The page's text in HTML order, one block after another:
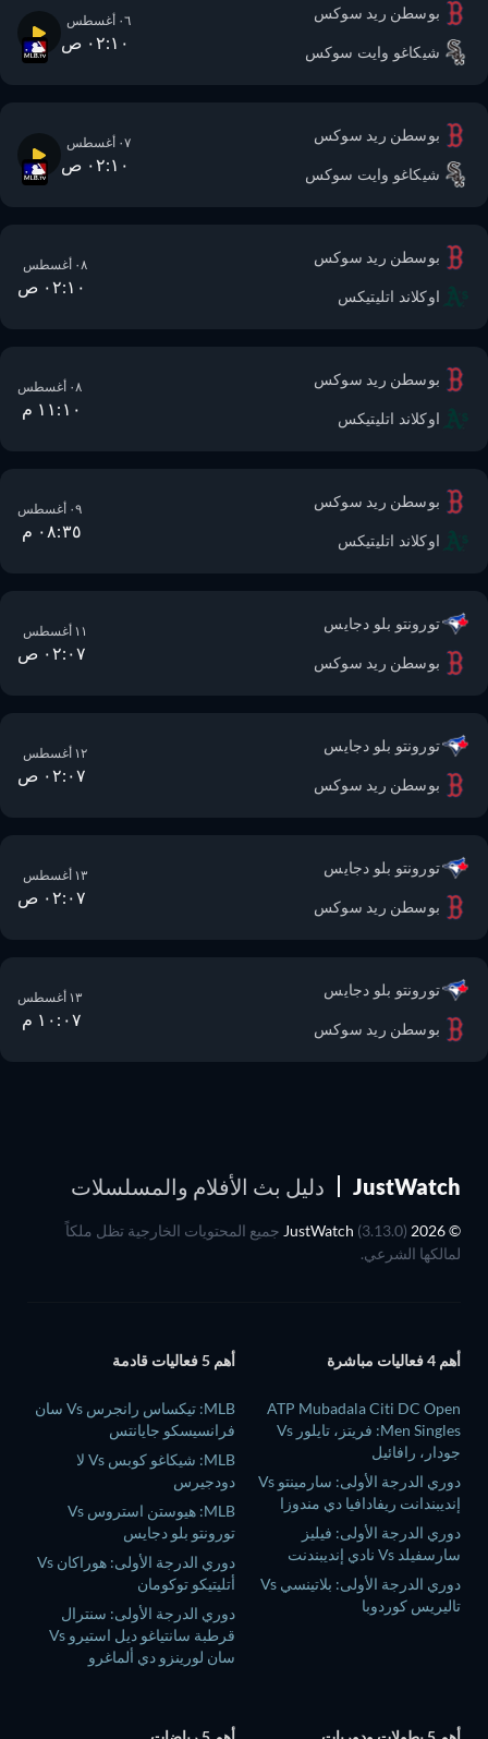
بوسطن ريد سوكس
شيكاغو وايت سوكس ٠٢:١٠ ص
بوسطن ريد سوكس
شيكاغو وايت سوكس ٠٢:١٠ ص
بوسطن ريد سوكس
اوكلاند اتليتيكس ٠٢:١٠ ص
بوسطن ريد سوكس
اوكلاند اتليتيكس ١١:١٠ م
بوسطن ريد سوكس
اوكلاند اتليتيكس ٠٨:٣٥ م
تورونتو بلو دجايس
بوسطن ريد سوكس ٠٢:٠٧ ص
تورونتو بلو دجايس
بوسطن ريد سوكس ٠٢:٠٧ ص
تورونتو بلو دجايس
بوسطن ريد سوكس ٠٢:٠٧ ص
تورونتو بلو دجايس
بوسطن ريد سوكس ١٠:٠٧ م
JustWatch دليل بث الأفلام والمسلسلات
(3.13.0) جميع المحتويات الخارجية تظل ملكاً
لمالكها الشرعي.
أهم 4 فعاليات مباشرة
ATP Mubadala Citi DC Open
Men Singles: فريتز، تايلور Vs
جودار، رافائيل
دوري الدرجة الأولى: سارمينتو Vs
إنديبندانت ريفادافيا دي مندوزا
دوري الدرجة الأولى: فيليز
سارسفيلد Vs نادي إنديبندنت
دوري الدرجة الأولى: بلاتينسي Vs
تاليريس كوردوبا
أهم 5 فعاليات قادمة
MLB: تيكساس رانجرس Vs سان
فرانسيسكو جايانتس
MLB: شيكاغو كوبس Vs لا
دودجيرس
MLB: هيوستن استروس Vs
تورونتو بلو دجايس
دوري الدرجة الأولى: هوراكان Vs
أتليتيكو توكومان
دوري الدرجة الأولى: سنترال
قرطبة سانتياغو ديل استيرو Vs
سان لورينزو دي ألماغرو